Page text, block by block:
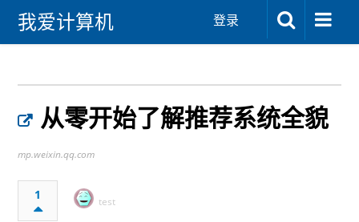
我爱计算机 登录
从零开始了解推荐系统全貌
mp.weixin.qq.com
1 test